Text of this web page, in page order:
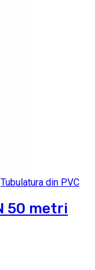
Tubulatura din PVC
50 metri